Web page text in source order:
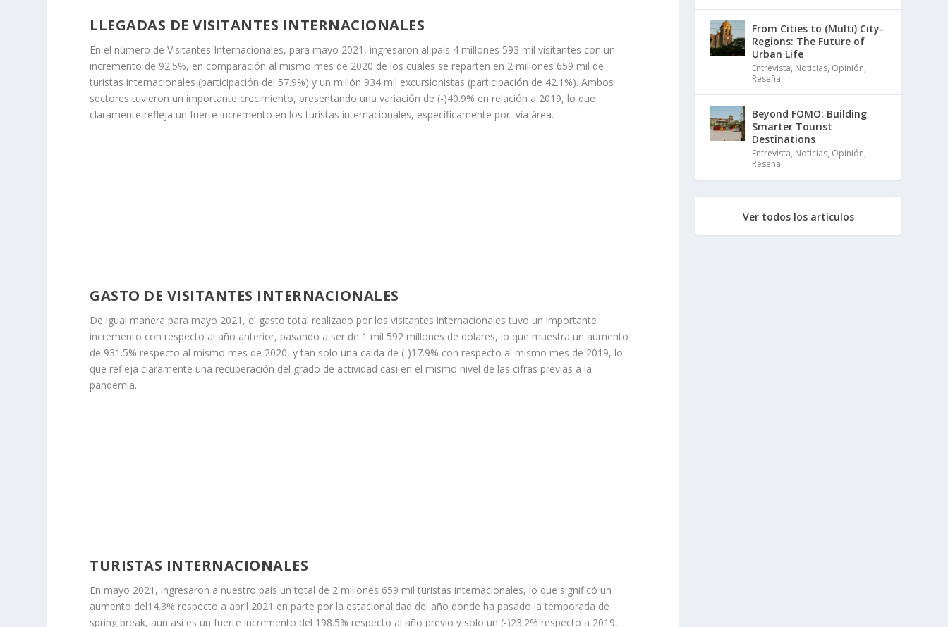
LLEGADAS DE VISITANTES INTERNACIONALES
En el número de Visitantes Internacionales, para mayo 2021, ingresaron al país 4 millones 593 mil visitantes con un
incremento de 92.5%, en comparación al mismo mes de 2020 de los cuales se reparten en 2 millones 659 mil de
turistas internacionales (participación del 57.9%) y un millón 934 mil excursionistas (participación de 42.1%). Ambos
sectores tuvieron un importante crecimiento, presentando una variación de (-)40.9% en relación a 2019, lo que
claramente refleja un fuerte incremento en los turistas internacionales, específicamente por vía área.
GASTO DE VISITANTES INTERNACIONALES
De igual manera para mayo 2021, el gasto total realizado por los visitantes internacionales tuvo un importante
incremento con respecto al año anterior, pasando a ser de 1 mil 592 millones de dólares, lo que muestra un aumento
de 931.5% respecto al mismo mes de 2020, y tan solo una caída de (-)17.9% con respecto al mismo mes de 2019, lo
que refleja claramente una recuperación del grado de actividad casi en el mismo nivel de las cifras previas a la
pandemia.
TURISTAS INTERNACIONALES
En mayo 2021, ingresaron a nuestro país un total de 2 millones 659 mil turistas internacionales, lo que significó un
aumento del14.3% respecto a abril 2021 en parte por la estacionalidad del año donde ha pasado la temporada de
spring break, aun así es un fuerte incremento del 198.5% respecto al año previo y solo un (-)23.2% respecto a 2019,
From Cities to (Multi) City-
Regions: The Future of
Urban Life
Entrevista, Noticias, Opinión,
Reseña
Beyond FOMO: Building
Smarter Tourist
Destinations
Entrevista, Noticias, Opinión,
Reseña
Ver todos los artículos